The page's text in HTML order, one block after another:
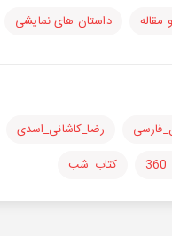
مقاله داستان های نمایشی
رضا_کاشانی_اسدی
کتاب_شب